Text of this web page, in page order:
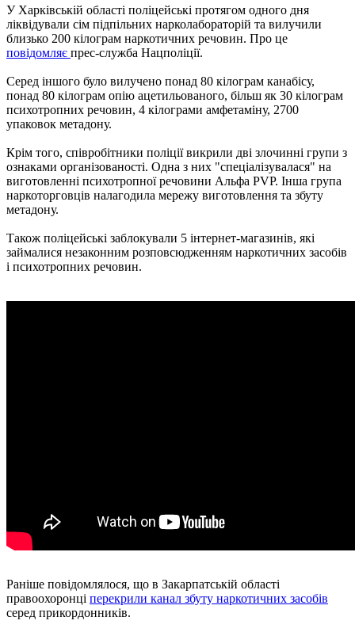
У Харківській області поліцейські протягом одного дня
ліквідували сім підпільних нарколабораторій та вилучили
близько 200 кілограм наркотичних речовин. Про це
повідомляє прес-служба Нацполіції.
Серед іншого було вилучено понад 80 кілограм канабісу,
понад 80 кілограм опію ацетильованого, більш як 30 кілограм
психотропних речовин, 4 кілограми амфетаміну, 2700
упаковок метадону.
Крім того, співробітники поліції викрили дві злочинні групи з
ознаками організованості. Одна з них "спеціалізувалася" на
виготовленні психотропної речовини Альфа PVP. Інша група
наркоторговців налагодила мережу виготовлення та збуту
метадону.
Також поліцейські заблокували 5 інтернет-магазинів, які
займалися незаконним розповсюдженням наркотичних засобів
і психотропних речовин.
Раніше повідомлялося, що в Закарпатській області
правоохоронці перекрили канал збуту наркотичних засобів
серед прикордонників.